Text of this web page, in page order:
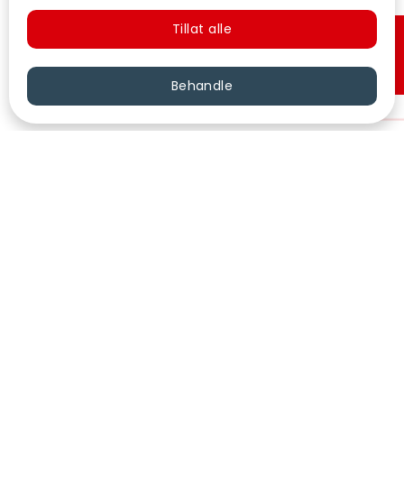
Tillat alle
Behandle Hurtigkjøp